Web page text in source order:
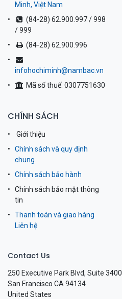
Minh, Việt Nam
(84-28) 62.900.997 / 998
/ 999
(84-28) 62.900.996
infohochiminh@nambac.vn
Mã số thuế: 0307751630
CHÍNH SÁCH
Giới thiệu
Chính sách và quy định
chung
Chính sách bảo hành
Chính sách bảo mật thông
tin
Thanh toán và giao hàng
Liên hệ
Contact Us
250 Executive Park Blvd, Suite 3400
San Francisco CA 94134
United States